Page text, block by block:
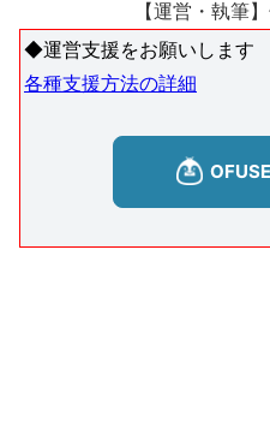
【運営・執筆
◆運営支援をお願いします
各種支援方法の詳細